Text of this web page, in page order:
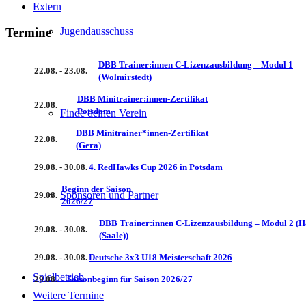
Jugendausschuss
Finde deinen Verein
Sponsoren und Partner
Spielbetrieb
Extern
Termine
22.08. - 23.08.
DBB Trainer:innen C-Lizenzausbildung – Modul 1
(Wolmirstedt)
22.08.
DBB Minitrainer:innen-Zertifikat
Potsdam
22.08.
DBB Minitrainer*innen-Zertifikat
(Gera)
29.08. - 30.08.4. RedHawks Cup 2026 in Potsdam
29.08.
Beginn der Saison
2026/27
29.08. - 30.08.
DBB Trainer:innen C-Lizenzausbildung – Modul 2
(Saale))
29.08. - 30.08.Deutsche 3x3 U18 Meisterschaft 2026
29.08. Saisonbeginn für Saison 2026/27
Weitere Termine